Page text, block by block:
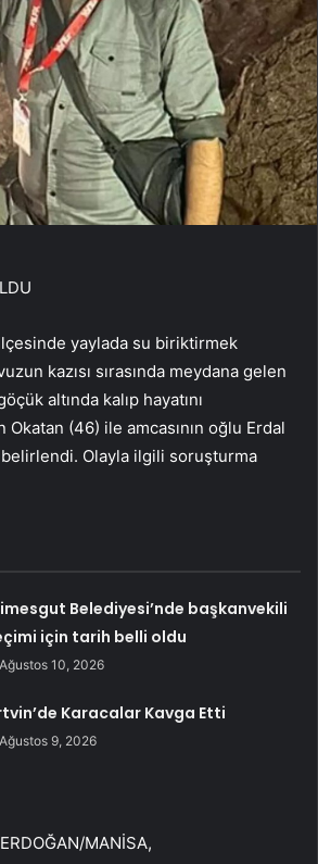
yaylada su biriktirmek
kazısı sırasında meydana gelen
altında kalıp hayatını
(46) ile amcasının oğlu Erdal
Olayla ilgili soruşturma
Belediyesi’nde başkanvekili
için tarih belli oldu
Ağustos 10, 2026
Karacalar Kavga Etti
Ağustos 9, 2026
MANİSA,